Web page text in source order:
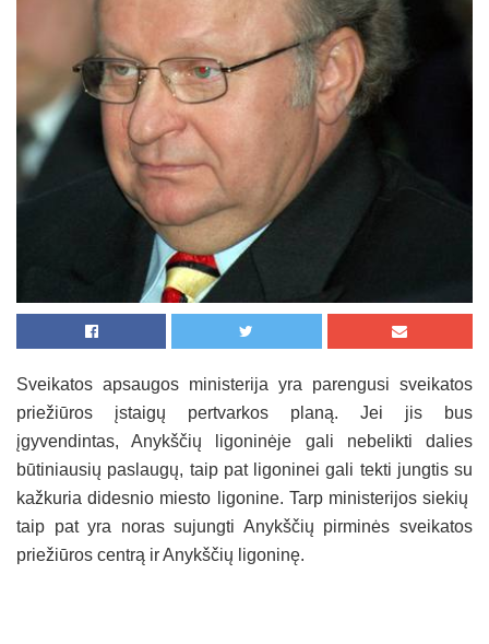
Sveikatos apsaugos ministerija yra parengusi sveikatos
priežiūros įstaigų pertvarkos planą. Jei jis bus
įgyvendintas, Anykščių ligoninėje gali nebelikti dalies
būtiniausių paslaugų, taip pat ligoninei gali tekti jungtis su
kažkuria didesnio miesto ligonine. Tarp ministerijos siekių
taip pat yra noras sujungti Anykščių pirminės sveikatos
priežiūros centrą ir Anykščių ligoninę.